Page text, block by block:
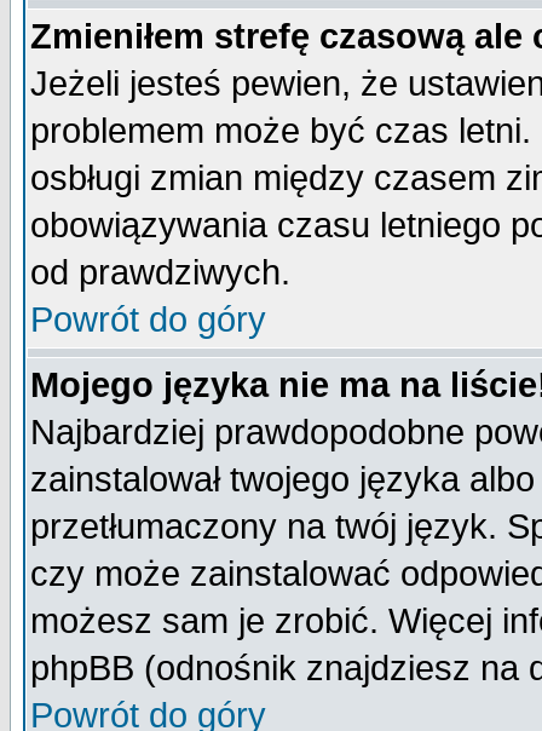
Zmieniłem strefę czasową
Jeżeli jesteś pewien, że
problemem może być czas
osbługi zmian między czasem
obowiązywania czasu letniego
od prawdziwych.
Powrót do góry
Mojego języka nie ma na
Najbardziej prawdopodobne
zainstalował twojego języka
przetłumaczony na twój język.
czy może zainstalować
możesz sam je zrobić. Więcej
phpBB (odnośnik znajdziesz na
Powrót do góry